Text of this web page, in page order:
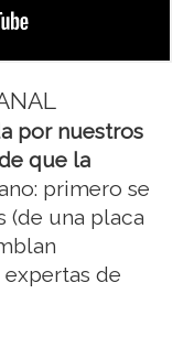
por nuestros
que la
primero se
(de una placa
de